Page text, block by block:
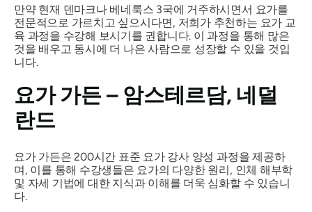
만약 현재 덴마크나 베네룩스 3국에 거주하시면서 요가를
전문적으로 가르치고 싶으시다면, 저희가 추천하는 요가 교
육 과정을 수강해 보시기를 권합니다. 이 과정을 통해 많은
것을 배우고 동시에 더 나은 사람으로 성장할 수 있을 것입
니다.
요가 가든 – 암스테르담, 네덜
란드
요가 가든은 200시간 표준 요가 강사 양성 과정을 제공하
며, 이를 통해 수강생들은 요가의 다양한 원리, 인체 해부학
및 자세 기법에 대한 지식과 이해를 더욱 심화할 수 있습니
다.